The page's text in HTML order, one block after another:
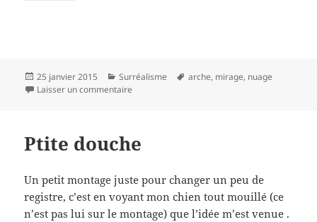
Publié
le
25 janvier 2015 Catégories
Surréalisme
Mots-
arche, mirage, nuage
Laisser un commentaire
Ptite douche
Un petit montage juste pour changer un peu de
registre, c’est en voyant mon chien tout mouillé (ce
n’est pas lui sur le montage) que l’idée m’est venue .